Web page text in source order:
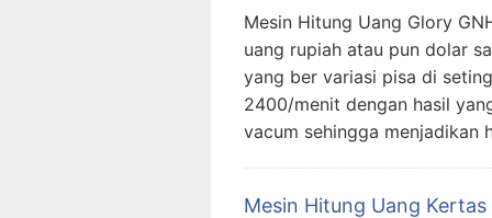
Mesin Hitung Uang Glory
uang rupiah atau pun dolar
yang ber variasi pisa di
2400/menit dengan hasil
vacum sehingga menjadikan
Mesin Hitung Uang